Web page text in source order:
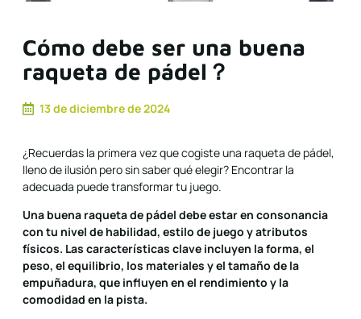
Cómo debe ser una buena
raqueta de pádel？
13 de diciembre de 2024
¿Recuerdas la primera vez que cogiste una raqueta de pádel,
lleno de ilusión pero sin saber qué elegir? Encontrar la
adecuada puede transformar tu juego.
Una buena raqueta de pádel debe estar en consonancia
con tu nivel de habilidad, estilo de juego y atributos
físicos. Las características clave incluyen la forma, el
peso, el equilibrio, los materiales y el tamaño de la
empuñadura, que influyen en el rendimiento y la
comodidad en la pista.